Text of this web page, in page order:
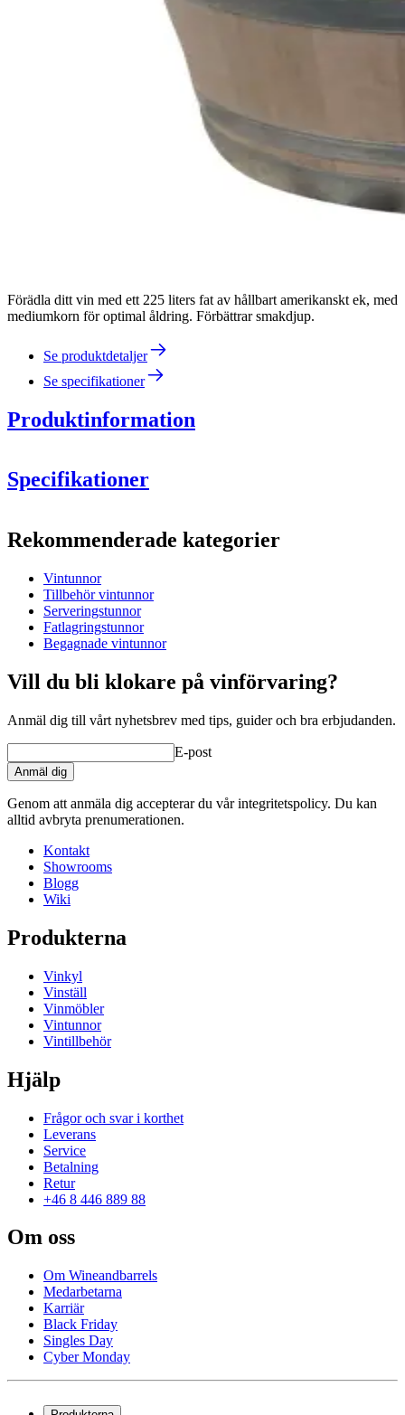
Förädla ditt vin med ett 225 liters fat av hållbart amerikanskt ek, med
mediumkorn för optimal åldring. Förbättrar smakdjup.
Se produktdetaljer
Se specifikationer
Produktinformation
tillbehör tunnor / relaterade produkter
Specifikationer
ProduktnummerMFA225MG27-L
Mått (BxHxD cm)
Vikt (kg)60
Rekommenderade kategorier
Vintunnor
Tillbehör vintunnor
Serveringstunnor
Fatlagringstunnor
Begagnade vintunnor
Vill du bli klokare på vinförvaring?
Anmäl dig till vårt nyhetsbrev med tips, guider och bra erbjudanden.
E-post
Anmäl dig
Genom att anmäla dig accepterar du vår integritetspolicy. Du kan
alltid avbryta prenumerationen.
Kontakt
Showrooms
Blogg
Wiki
Produkterna
Vinkyl
Vinställ
Vinmöbler
Vintunnor
Vintillbehör
Hjälp
Frågor och svar i korthet
Leverans
Service
Betalning
Retur
+46 8 446 889 88
Om oss
Om Wineandbarrels
Medarbetarna
Karriär
Black Friday
Singles Day
Cyber Monday